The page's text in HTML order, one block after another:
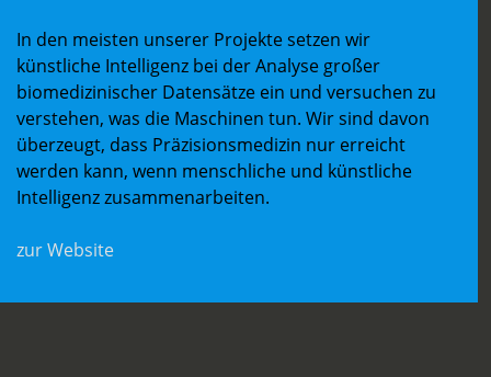
In den meisten unserer Projekte setzen wir
künstliche Intelligenz bei der Analyse großer
biomedizinischer Datensätze ein und versuchen zu
verstehen, was die Maschinen tun. Wir sind davon
überzeugt, dass Präzisionsmedizin nur erreicht
werden kann, wenn menschliche und künstliche
Intelligenz zusammenarbeiten.
zur Website